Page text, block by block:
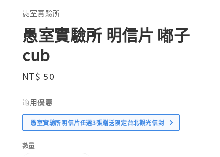
愚室實驗所
愚室實驗所 明信片 嘟子
cub
Regular
NT$ 50
適用優惠
愚室實驗所明信片任選3張贈送限定台北觀光信封
數量